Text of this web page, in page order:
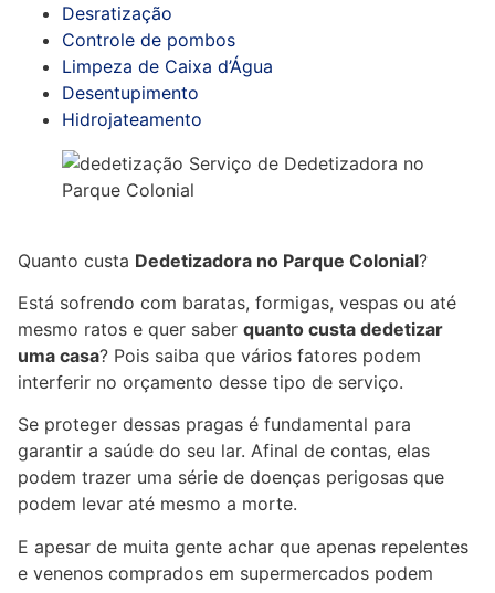
Desratização
Controle de pombos
Limpeza de Caixa d’Água
Desentupimento
Hidrojateamento
Quanto custa Dedetizadora no Parque Colonial?
Está sofrendo com baratas, formigas, vespas ou até
mesmo ratos e quer saber quanto custa dedetizar
uma casa? Pois saiba que vários fatores podem
interferir no orçamento desse tipo de serviço.
Se proteger dessas pragas é fundamental para
garantir a saúde do seu lar. Afinal de contas, elas
podem trazer uma série de doenças perigosas que
podem levar até mesmo a morte.
E apesar de muita gente achar que apenas repelentes
e venenos comprados em supermercados podem